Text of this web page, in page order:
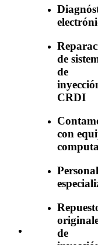
de
de
CRDI
con
Personal
de